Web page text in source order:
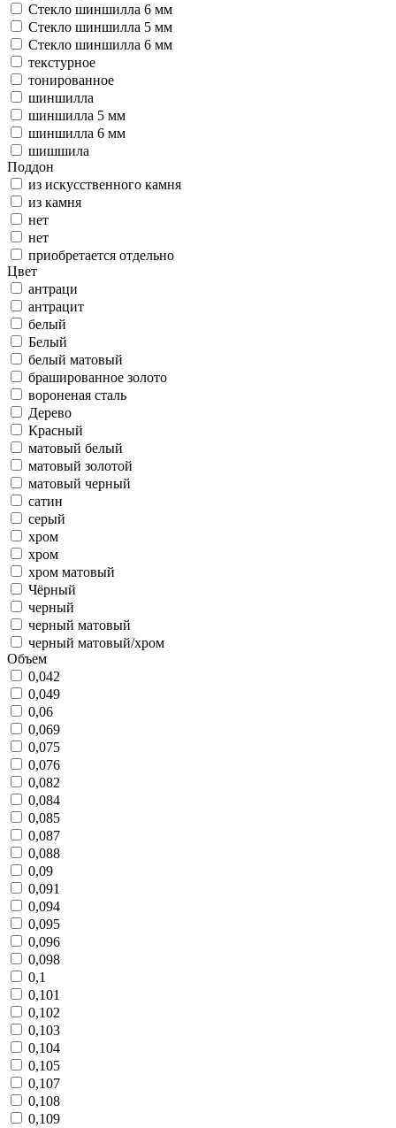
Стекло шиншилла 6 мм
Стекло шиншилла 5 мм
Стекло шиншилла 6 мм
текстурное
тонированное
шиншилла
шиншилла 5 мм
шиншилла 6 мм
шишшила
Поддон
из искусственного камня
из камня
нет
нет
приобретается отдельно
Цвет
антраци
антрацит
белый
Белый
белый матовый
брашированное золото
вороненая сталь
Дерево
Красный
матовый белый
матовый золотой
матовый черный
сатин
серый
хром
хром
хром матовый
Чёрный
черный
черный матовый
черный матовый/хром
Объем
0,042
0,049
0,06
0,069
0,075
0,076
0,082
0,084
0,085
0,087
0,088
0,09
0,091
0,094
0,095
0,096
0,098
0,1
0,101
0,102
0,103
0,104
0,105
0,107
0,108
0,109